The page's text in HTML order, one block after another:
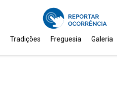
Tradições Freguesia Galeria